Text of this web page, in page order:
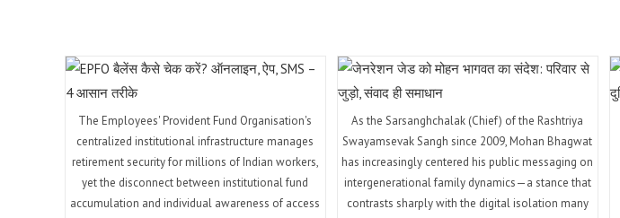
The Employees' Provident Fund Organisation's
centralized institutional infrastructure manages
retirement security for millions of Indian workers,
yet the disconnect between institutional fund
accumulation and individual awareness of access
As the Sarsanghchalak (Chief) of the Rashtriya
Swayamsevak Sangh since 2009, Mohan Bhagwat
has increasingly centered his public messaging on
intergenerational family dynamics—a stance that
contrasts sharply with the digital isolation many